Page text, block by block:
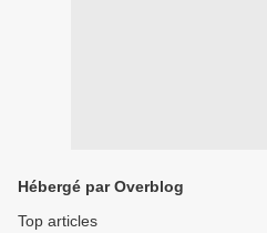
Hébergé par Overblog
Top articles